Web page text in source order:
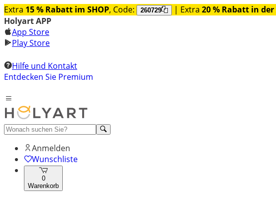
Extra 15 % Rabatt im SHOP, Code: 260729 | Extra 20 % Rabatt in der
Holyart APP
App Store
Play Store
Hilfe und Kontakt
Entdecken Sie Premium
Anmelden
Wunschliste
0
Warenkorb